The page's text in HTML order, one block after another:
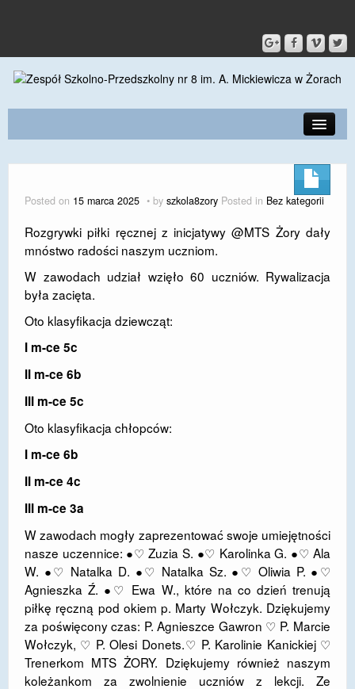
DLA RODZICÓW I UCZNIÓW
DLA PRACOWNIKÓW
GALERIA
SPORT
DOSTĘPNOŚĆ
POLITYKA PRYWATNOŚCI
EGZAMIN ÓSMOKLASISTY
STANDARDY OCHRONY MAŁOLETNICH
PROJEKT ,,SZKOŁY Z JAKOŚCIĄ – ROZWÓJ
KSZTAŁCENIA OGÓLNEGO NA TERENIE MIASTA
ŻORY”
REKRUTACJA 2026/2027
mLegitymacja
Posted on 15 marca 2025 by szkola8zory Posted in Bez kategorii
Rozgrywki piłki ręcznej z inicjatywy @MTS Żory dały
mnóstwo radości naszym uczniom.
W zawodach udział wzięło 60 uczniów. Rywalizacja
była zacięta.
Oto klasyfikacja dziewcząt:
I m-ce 5c
II m-ce 6b
III m-ce 5c
Oto klasyfikacja chłopców:
I m-ce 6b
II m-ce 4c
III m-ce 3a
W zawodach mogły zaprezentować swoje umiejętności
nasze uczennice: ●♡ Zuzia S. ●♡ Karolinka G. ●♡ Ala
W. ●♡ Natalka D. ●♡ Natalka Sz. ●♡ Oliwia P. ●♡
Agnieszka Ź. ●♡ Ewa W., które na co dzień trenują
piłkę ręczną pod okiem p. Marty Wołczyk. Dziękujemy
za poświęcony czas: P. Agnieszce Gawron ♡ P. Marcie
Wołczyk, ♡ P. Olesi Donets.♡ P. Karolinie Kanickiej ♡
Trenerkom MTS ŻORY. Dziękujemy również naszym
koleżankom za zwolnienie uczniów z lekcji. Ze